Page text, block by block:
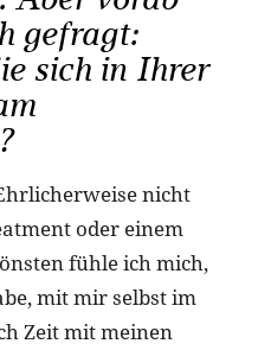
gefragt:
sich in Ihrer
nicht
oder einem
fühle ich mich,
mit mir selbst im
Zeit mit meinen